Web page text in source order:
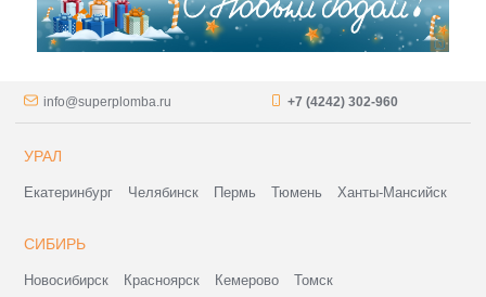
info@superplomba.ru +7 (4242) 302-960
УРАЛ
Екатеринбург Челябинск Пермь Тюмень Ханты-Мансийск
СИБИРЬ
Новосибирск Красноярск Кемерово Томск